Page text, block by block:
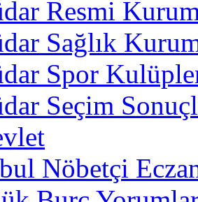
Resmi
Sağlık
Spor
Seçim
Nöbetçi